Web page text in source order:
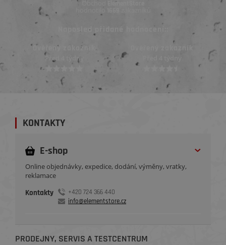
Obchod ElementStore
hodnotilo
Naposled přidané hodnocení::
Ověřený zákazník
Před 4 týdny
KONTAKTY
E-shop
Online objednávky, expedice, dodání, výměny, vratky,
reklamace
Kontakty
+420 724 366 440
info@elementstore.cz
PRODEJNY, SERVIS A TESTCENTRUM